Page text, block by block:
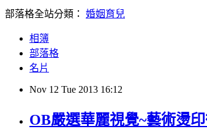
部落格全站分類： 婚姻育兒
相簿
部落格
名片
Nov 12 Tue 2013 16:12
OB嚴選華麗視覺~藝術燙